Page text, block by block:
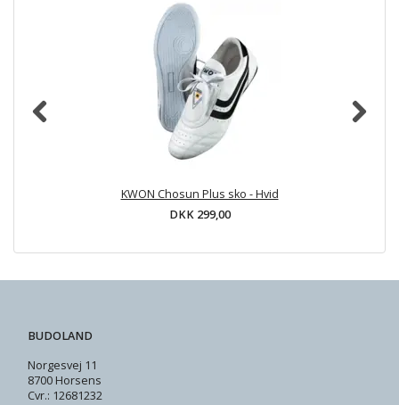
KWON Chosun Plus sko - Hvid
DKK 299,00
BUDOLAND
Norgesvej 11
8700 Horsens
Cvr.: 12681232